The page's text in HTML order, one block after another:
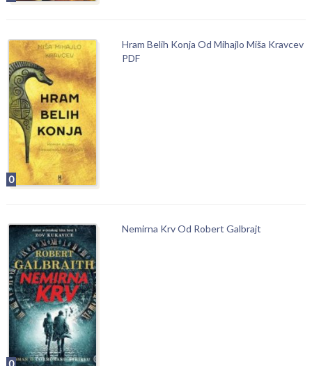
0
Hram Belih Konja Od Mihajlo Miša Kravcev
PDF
0
Nemirna Krv Od Robert Galbrajt